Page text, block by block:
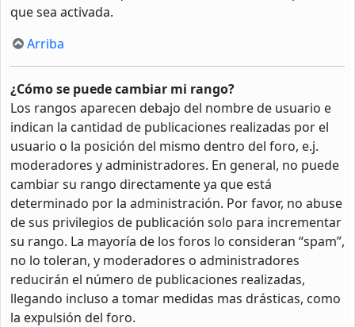
que sea activada.
Arriba
¿Cómo se puede cambiar mi rango?
Los rangos aparecen debajo del nombre de usuario e
indican la cantidad de publicaciones realizadas por el
usuario o la posición del mismo dentro del foro, e.j.
moderadores y administradores. En general, no puede
cambiar su rango directamente ya que está
determinado por la administración. Por favor, no abuse
de sus privilegios de publicación solo para incrementar
su rango. La mayoría de los foros lo consideran “spam”,
no lo toleran, y moderadores o administradores
reducirán el número de publicaciones realizadas,
llegando incluso a tomar medidas mas drásticas, como
la expulsión del foro.